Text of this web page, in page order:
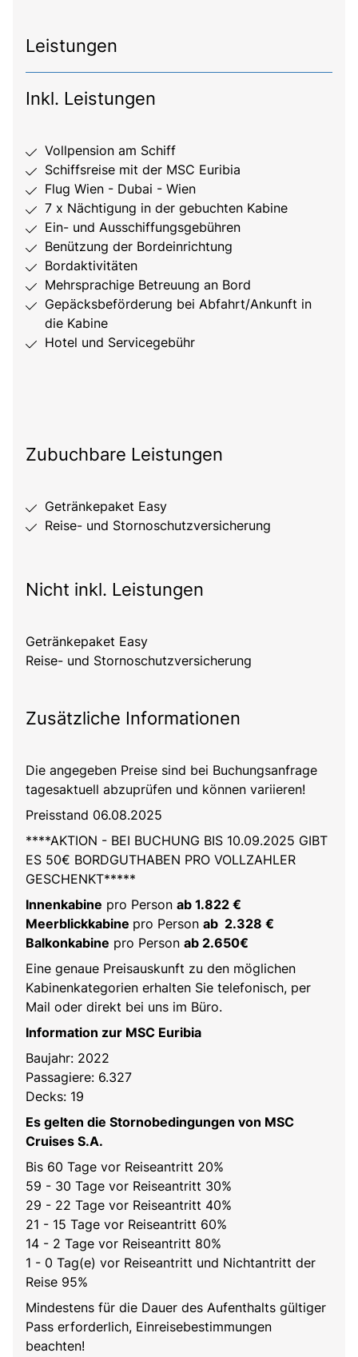
Leistungen
Inkl. Leistungen
Vollpension am Schiff
Schiffsreise mit der MSC Euribia
Flug Wien - Dubai - Wien
7 x Nächtigung in der gebuchten Kabine
Ein- und Ausschiffungsgebühren
Benützung der Bordeinrichtung
Bordaktivitäten
Mehrsprachige Betreuung an Bord
Gepäcksbeförderung bei Abfahrt/Ankunft in
die Kabine
Hotel und Servicegebühr
Zubuchbare Leistungen
Getränkepaket Easy
Reise- und Stornoschutzversicherung
Nicht inkl. Leistungen
Getränkepaket Easy
Reise- und Stornoschutzversicherung
Zusätzliche Informationen
Die angegeben Preise sind bei Buchungsanfrage
tagesaktuell abzuprüfen und können variieren!
Preisstand 06.08.2025
****AKTION - BEI BUCHUNG BIS 10.09.2025 GIBT
ES 50€ BORDGUTHABEN PRO VOLLZAHLER
GESCHENKT*****
Innenkabine pro Person ab 1.822 €
Meerblickkabine pro Person ab 2.328 €
Balkonkabine pro Person ab 2.650€
Eine genaue Preisauskunft zu den möglichen
Kabinenkategorien erhalten Sie telefonisch, per
Mail oder direkt bei uns im Büro.
Information zur MSC Euribia
Baujahr: 2022
Passagiere: 6.327
Decks: 19
Es gelten die Stornobedingungen von MSC
Cruises S.A.
Bis 60 Tage vor Reiseantritt 20%
59 - 30 Tage vor Reiseantritt 30%
29 - 22 Tage vor Reiseantritt 40%
21 - 15 Tage vor Reiseantritt 60%
14 - 2 Tage vor Reiseantritt 80%
1 - 0 Tag(e) vor Reiseantritt und Nichtantritt der
Reise 95%
Mindestens für die Dauer des Aufenthalts gültiger
Pass erforderlich, Einreisebestimmungen
beachten!